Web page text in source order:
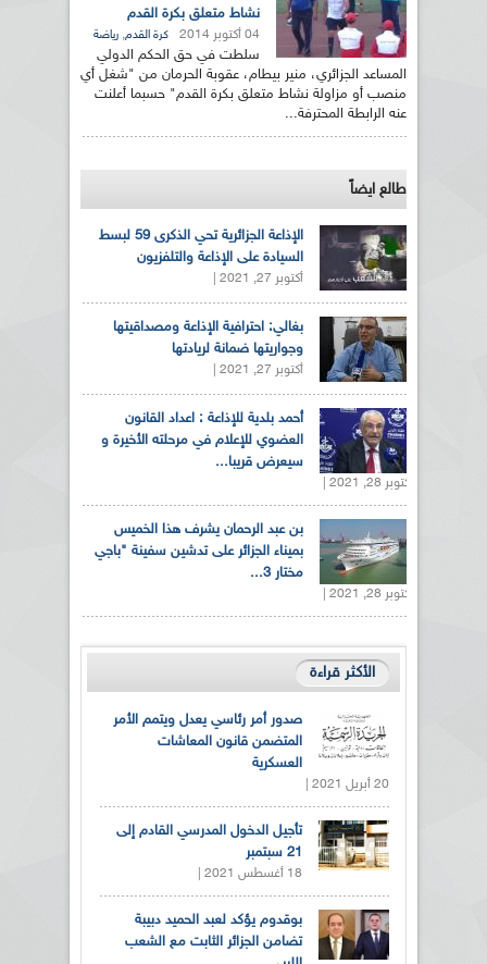
نشاط متعلق بكرة القدم
04 أكتوبر 2014 كرة القدم, رياضة
سلطت في حق الحكم الدولي
المساعد الجزائري، منير بيطام، عقوبة الحرمان من "شغل أي
منصب أو مزاولة نشاط متعلق بكرة القدم" حسبما أعلنت
عنه الرابطة المحترفة...
طالع ايضاً
الإذاعة الجزائرية تحي الذكرى 59 لبسط
السيادة على الإذاعة والتلفزيون
أكتوبر 27, 2021 |
بغالي: احترافية الإذاعة ومصداقيتها
وجواريتها ضمانة لريادتها
أكتوبر 27, 2021 |
أحمد بلدية للإذاعة : اعداد القانون
العضوي للإعلام في مرحلته الأخيرة و
سيعرض قريبا...
أكتوبر 28, 2021 |
بن عبد الرحمان يشرف هذا الخميس
بميناء الجزائر على تدشين سفينة "باجي
مختار 3...
أكتوبر 28, 2021 |
الأكثر قراءة
صدور أمر رئاسي يعدل ويتمم الأمر
المتضمن قانون المعاشات
العسكرية
20 أبريل 2021 |
تأجيل الدخول المدرسي القادم إلى
21 سبتمبر
18 أغسطس 2021 |
بوقدوم يؤكد لعبد الحميد دبيبة
تضامن الجزائر الثابت مع الشعب